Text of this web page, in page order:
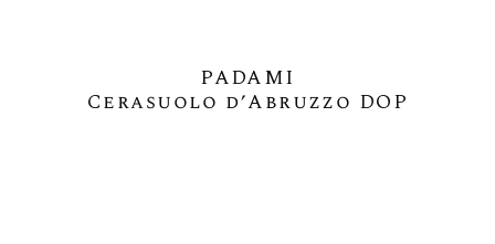
PADAMI
Cerasuolo d’Abruzzo DOP